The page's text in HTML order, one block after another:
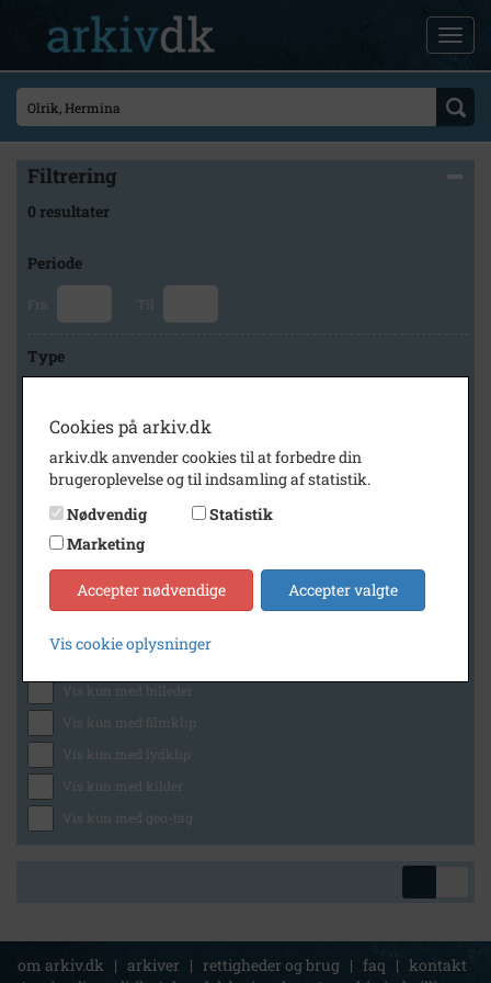
Filtrering
0 resultater
Periode
Fra Til
Type
Arkiv
Stevns Lokalhistoriske Arkiv
Generelt
Vis kun med billeder
Vis kun med filmklip
Vis kun med lydklip
Vis kun med kilder
Vis kun med geo-tag
om arkiv.dk | arkiver | rettigheder og brug | faq | kontakt
Cookies på arkiv.dk
arkiv.dk anvender cookies til at forbedre din
brugeroplevelse og til indsamling af statistik.
Nødvendig
Statistik
Marketing
Accepter nødvendige Accepter valgte
Vis cookie oplysninger